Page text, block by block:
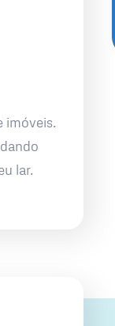
imóveis.
lar.